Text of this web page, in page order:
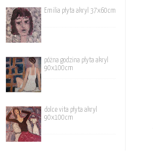
Emilia płyta akryl 37x60cm
póżna godzina płyta akryl
90x100cm
dolce vita płyta akryl
90x100cm